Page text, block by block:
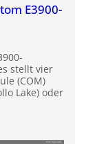
E3900-
stellt vier
(COM)
Lake) oder